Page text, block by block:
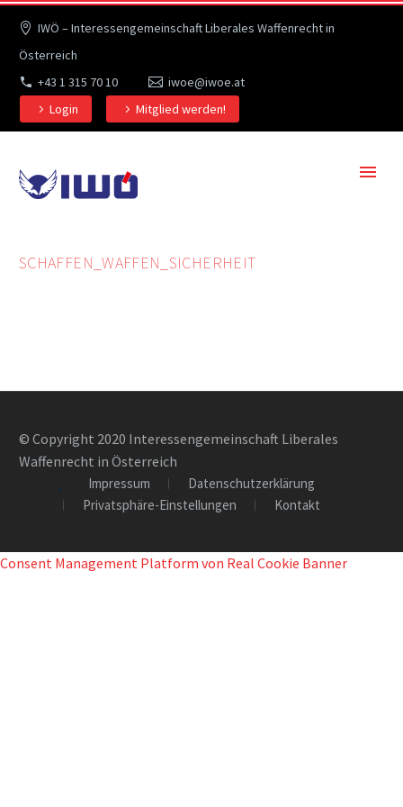
IWÖ – Interessengemeinschaft Liberales Waffenrecht in
Österreich
+43 1 315 70 10
iwoe@iwoe.at
Login
Mitglied werden!
SCHAFFEN_WAFFEN_SICHERHEIT
© Copyright 2020 Interessengemeinschaft Liberales
Waffenrecht in Österreich
Impressum
Datenschutzerklärung
Privatsphäre-Einstellungen
Kontakt
Consent Management Platform von Real Cookie Banner